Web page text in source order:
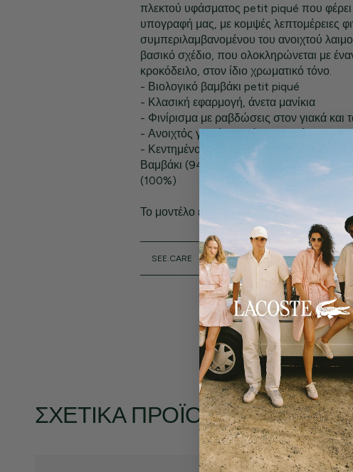
πλεκτού υφάσματος petit piqué που φέρει
υπογραφή μας, με κομψές λεπτομέρειες
συμπεριλαμβανομένου του ανοιχτού
βασικό σχέδιο, που ολοκληρώνεται με
κροκόδειλο, στον ίδιο χρωματικό τόνο.
- Βιολογικό βαμβάκι petit piqué
- Κλασική εφαρμογή, άνετα μανίκια
- Φινίρισμα με ραβδώσεις στον γιακά και
- Ανοιχτός γιακάς χωρίς κουμπιά
- Κεντημένος κροκόδειλος στο στήθος
Βαμβάκι (94%), Ελαστάνη (6%), Rib άκρη:
(100%)
Το μοντέλο είναι 1m89 και φοράει το
SEE.CARE
ΣΧΕΤΙΚΆ ΠΡΟΪΌΝΤΑ